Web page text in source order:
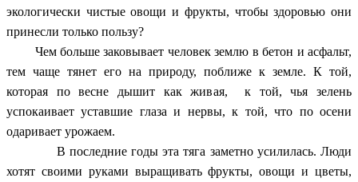
экологически чистые овощи и фрукты, чтобы здоровью они
принесли только пользу?
Чем больше заковывает человек землю в бетон и асфальт,
тем чаще тянет его на природу, поближе к земле. К той,
которая по весне дышит как живая, к той, чья зелень
успокаивает уставшие глаза и нервы, к той, что по осени
одаривает урожаем.
В последние годы эта тяга заметно усилилась. Люди
хотят своими руками выращивать фрукты, овощи и цветы,